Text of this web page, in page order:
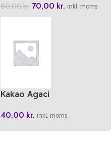
80,00kr. 70,00 kr. inkl. moms
Kakao Agaci
40,00 kr. inkl. moms